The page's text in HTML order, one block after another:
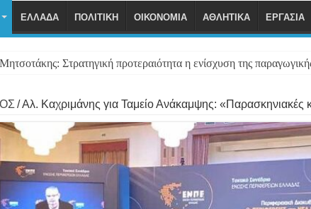
ΕΛΛΑΔΑ ΠΟΛΙΤΙΚΗ ΟΙΚΟΝΟΜΙΑ ΑΘΛΗΤΙΚΑ ΕΡΓΑΣΙΑ
Μητσοτάκης: Στρατηγική προτεραιότητα η ενίσχυση της
/Αλ. Καχριμάνης για Ταμείο Ανάκαμψης: «Παρασκηνιακές